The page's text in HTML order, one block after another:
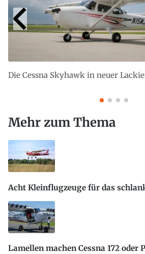
Die Cessna Skyhawk in neuer
Mehr zum Thema
Acht Kleinflugzeuge für das
Lamellen machen Cessna 172 oder